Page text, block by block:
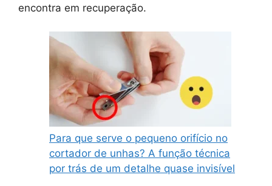
encontra em recuperação.
Para que serve o pequeno orifício no
cortador de unhas? A função técnica
por trás de um detalhe quase invisível